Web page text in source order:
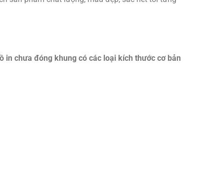
in chưa đóng khung có các loại kích thước cơ bản